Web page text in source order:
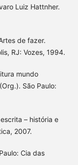
Luiz Hattnher.
de fazer.
RJ: Vozes, 1994.
mundo
São Paulo:
– história e
2007.
Cia das